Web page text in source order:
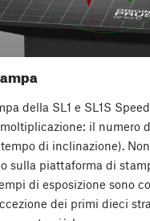
della SL1 e SL1S
il numero
di inclinazione).
sulla piattaforma di
di esposizione sono
dei primi dieci